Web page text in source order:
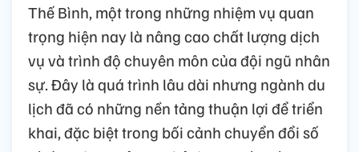
Thế Bình, một trong những nhiệm vụ quan
trọng hiện nay là nâng cao chất lượng dịch
vụ và trình độ chuyên môn của đội ngũ nhân
sự. Đây là quá trình lâu dài nhưng ngành du
lịch đã có những nền tảng thuận lợi để triển
khai, đặc biệt trong bối cảnh chuyển đổi số